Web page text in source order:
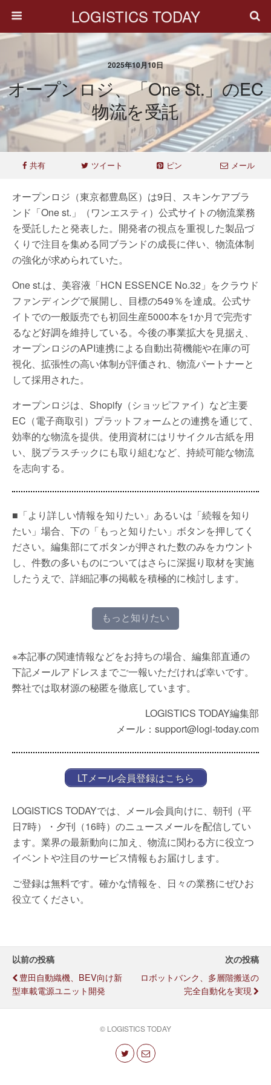
LOGISTICS TODAY
2025年10月10日
オープンロジ、「One St.」のEC
物流を受託
共有 ツイート ピン メール
オープンロジ（東京都豊島区）は9日、スキンケアブラ
ンド「One st.」（ワンエスティ）公式サイトの物流業務
を受託したと発表した。開発者の視点を重視した製品づ
くりで注目を集める同ブランドの成長に伴い、物流体制
の強化が求められていた。
One st.は、美容液「HCN ESSENCE No.32」をクラウド
ファンディングで展開し、目標の549％を達成。公式サ
イトでの一般販売でも初回生産5000本を1か月で完売す
るなど好調を維持している。今後の事業拡大を見据え、
オープンロジのAPI連携による自動出荷機能や在庫の可
視化、拡張性の高い体制が評価され、物流パートナーと
して採用された。
オープンロジは、Shopify（ショッピファイ）など主要
EC（電子商取引）プラットフォームとの連携を通じて、
効率的な物流を提供。使用資材にはリサイクル古紙を用
い、脱プラスチックにも取り組むなど、持続可能な物流
を志向する。
■「より詳しい情報を知りたい」あるいは「続報を知り
たい」場合、下の「もっと知りたい」ボタンを押してく
ださい。編集部にてボタンが押された数のみをカウント
し、件数の多いものについてはさらに深掘り取材を実施
したうえで、詳細記事の掲載を積極的に検討します。
もっと知りたい
※本記事の関連情報などをお持ちの場合、編集部直通の
下記メールアドレスまでご一報いただければ幸いです。
弊社では取材源の秘匿を徹底しています。
LOGISTICS TODAY編集部
メール：support@logi-today.com
LTメール会員登録はこちら
LOGISTICS TODAYでは、メール会員向けに、朝刊（平
日7時）・夕刊（16時）のニュースメールを配信してい
ます。業界の最新動向に加え、物流に関わる方に役立つ
イベントや注目のサービス情報もお届けします。
ご登録は無料です。確かな情報を、日々の業務にぜひお
役立てください。
以前の投稿
豊田自動織機、BEV向け新
型車載電源ユニット開発
次の投稿
ロボットバンク、多層階搬送の
完全自動化を実現
© LOGISTICS TODAY